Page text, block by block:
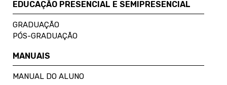
EDUCAÇÃO PRESENCIAL E SEMIPRESENCIAL
GRADUAÇÃO
PÓS-GRADUAÇÃO
MANUAIS
MANUAL DO ALUNO